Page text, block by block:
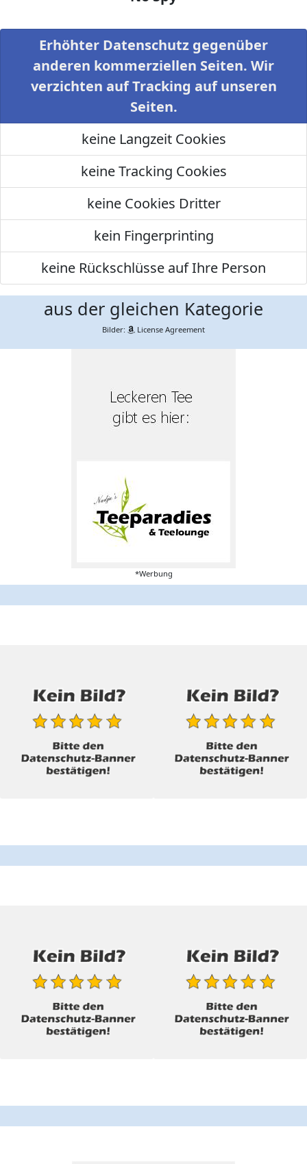
Erhöhter Datenschutz gegenüber
anderen kommerziellen Seiten. Wir
verzichten auf Tracking auf unseren
Seiten.
keine Langzeit Cookies
keine Tracking Cookies
keine Cookies Dritter
kein Fingerprinting
keine Rückschlüsse auf Ihre Person
aus der gleichen Kategorie
Bilder: License Agreement
*Werbung